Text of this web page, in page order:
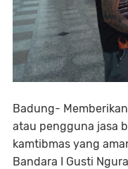
Badung-
atau pengguna jasa
kamtibmas yang
Bandara I Gusti